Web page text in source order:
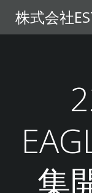
株式会社
集